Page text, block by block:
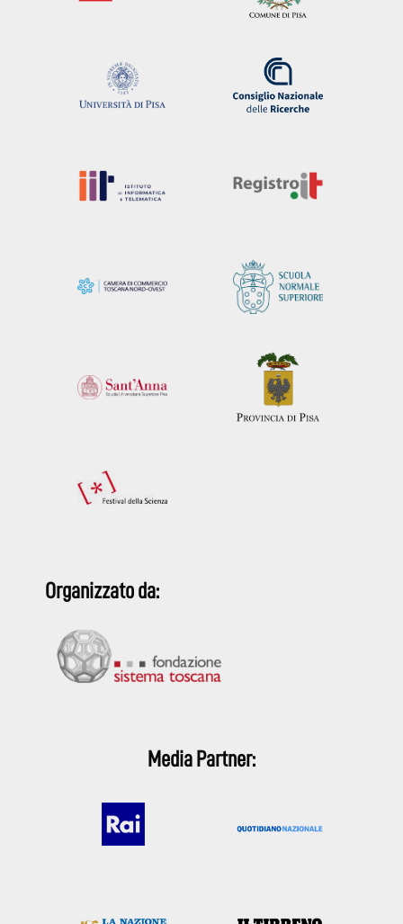
Organizzato da:
Media Partner: